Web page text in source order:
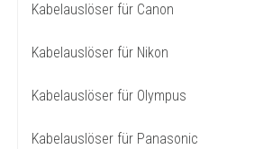
Kabelauslöser für Canon
Kabelauslöser für Nikon
Kabelauslöser für Olympus
Kabelauslöser für Panasonic